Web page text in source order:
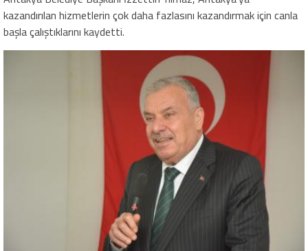
kazandırılan hizmetlerin çok daha fazlasını kazandırmak için canla
başla çalıştıklarını kaydetti.